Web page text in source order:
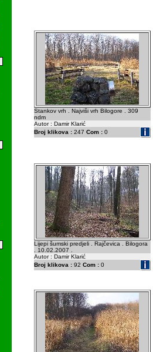
Stankov vrh . Najviši vrh Bilogore . 309
ndm
Autor : Damir Klarić
Broj klikova :247 Com :0
Lijepi šumski predjeli . Rajčevica . Bilogora
. 10.02.2007 .
Autor : Damir Klarić
Broj klikova :92 Com :0